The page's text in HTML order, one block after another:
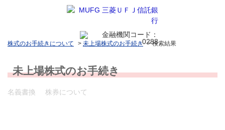
株式のお手続きについて > 未上場株式のお手続き >検索結果
未上場株式のお手続き
名義書換 株券について